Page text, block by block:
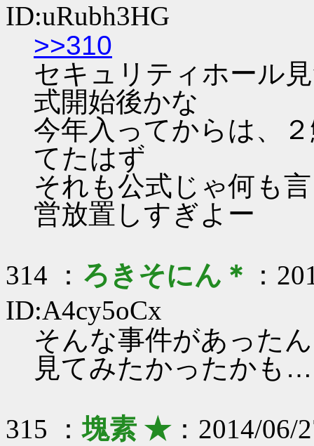
ID:uRubh3HG
>>310
セキュリティホール
式開始後かな
今年入ってからは、
てたはず
それも公式じゃ何も
営放置しすぎよー
314 ： ろきそにん＊
：
ID:A4cy5oCx
そんな事件があった
見てみたかったかも
315 ：塊素 ★：2014/06/